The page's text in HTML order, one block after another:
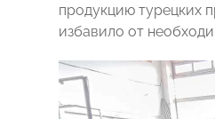
продукцию турецких
избавило от